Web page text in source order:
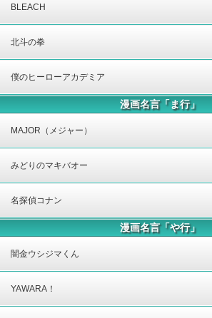
BLEACH
北斗の拳
僕のヒーローアカデミア
漫画名言「ま行」
MAJOR（メジャー）
みどりのマキバオー
名探偵コナン
漫画名言「や行」
闇金ウシジマくん
YAWARA！